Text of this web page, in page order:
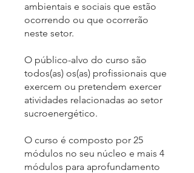
ambientais e sociais que estão
ocorrendo ou que ocorrerão
neste setor.
O público-alvo do curso são
todos(as) os(as) profissionais que
exercem ou pretendem exercer
atividades relacionadas ao setor
sucroenergético.
O curso é composto por 25
módulos no seu núcleo e mais 4
módulos para aprofundamento